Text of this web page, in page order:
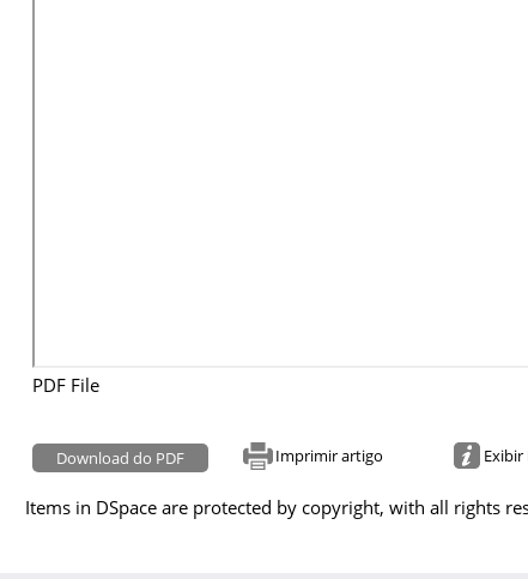
PDF File
Download do PDF Imprimir artigo
Items in DSpace are protected by copyright, with all rights